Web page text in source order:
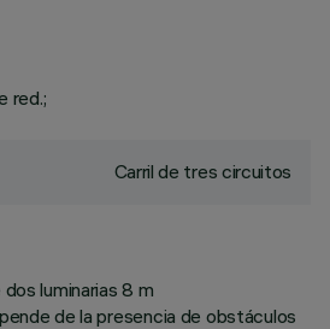
red.;
Carril de tres circuitos
luminarias 8 m
de la presencia de obstáculos